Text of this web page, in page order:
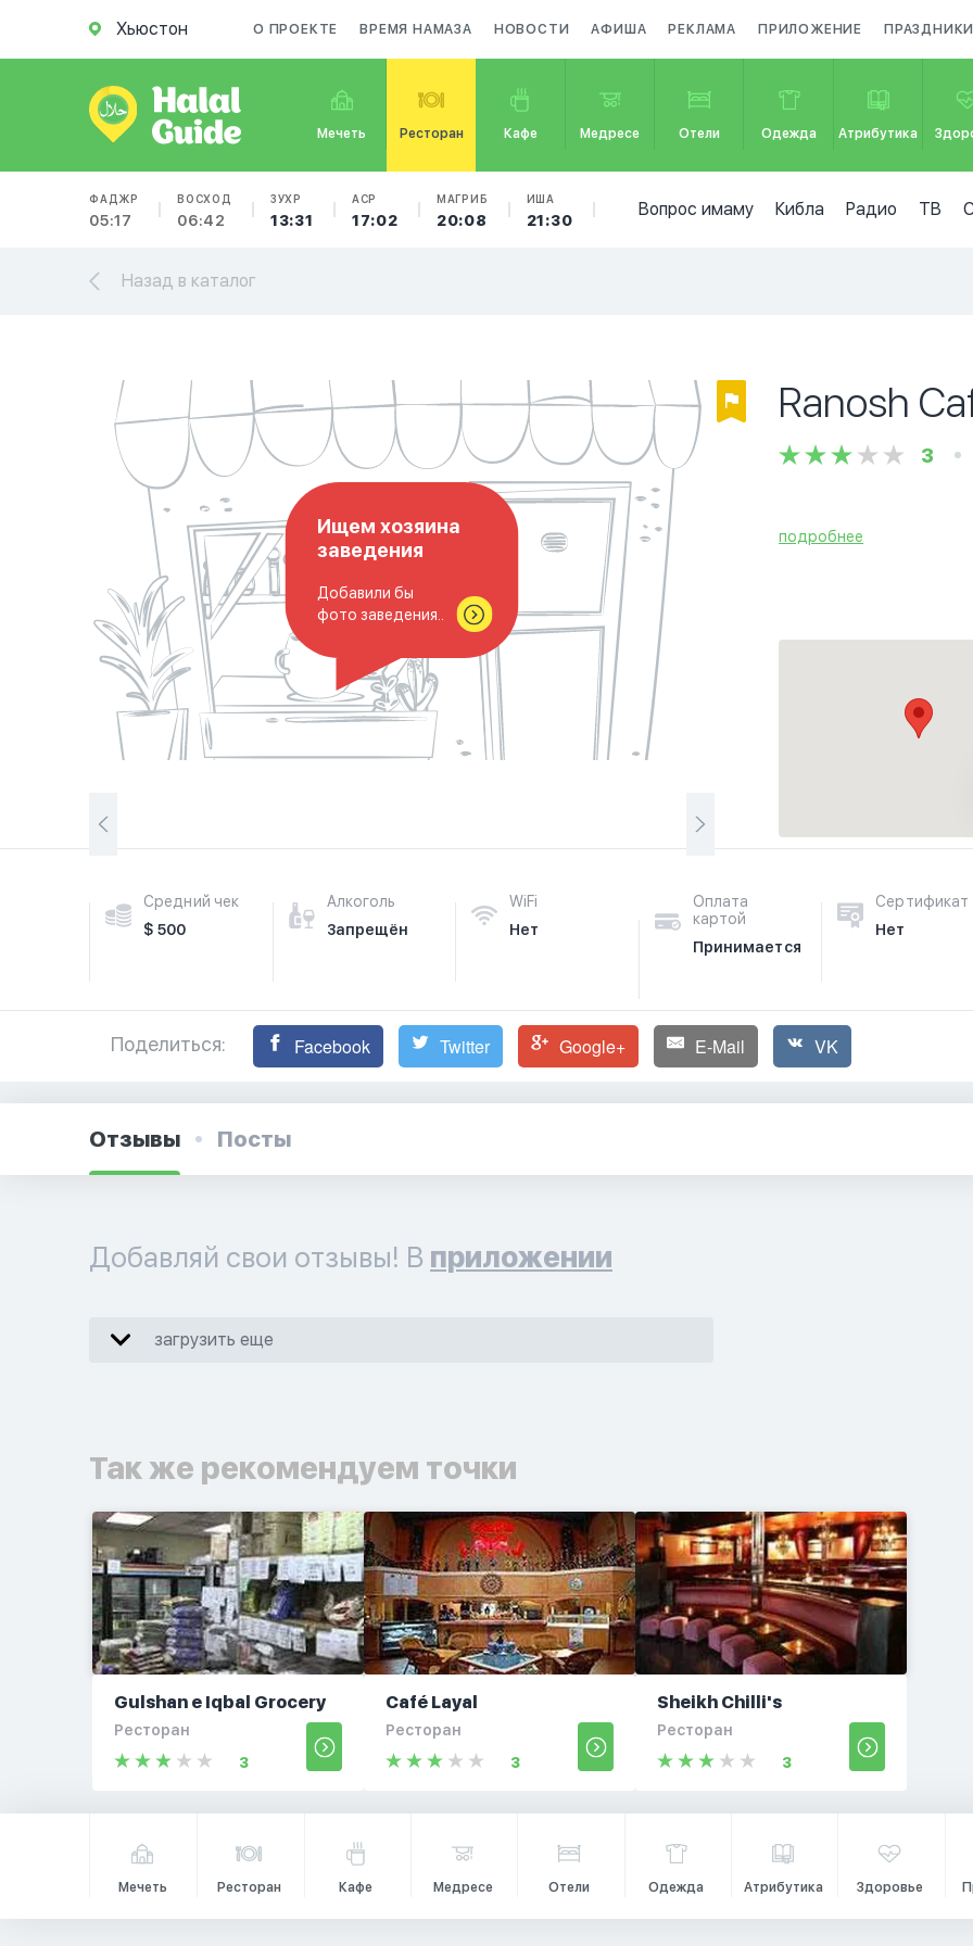
Хьюстон О ПРОЕКТЕ ВРЕМЯ НАМАЗА НОВОСТИ АФИША РЕКЛАМА ПРИЛОЖЕНИЕ ПРАЗДНИКИ
Мечеть Ресторан Кафе Медресе Отели Одежда Атрибутика
ФАДЖР
05:17
ВОСХОД
06:42
ЗУХР
13:31
АСР
17:02
МАГРИБ
20:08
ИША
21:30
Вопрос имаму Кибла Радио ТВ
Назад в каталог
Ищем хозяина
заведения
Добавили бы
фото заведения..
Ranosh
3
подробнее
Средний чек
$ 500
Алкоголь
Запрещён
WiFi
Нет
Оплата
картой
Принимается
Сертификат
Нет
Поделиться: Facebook Twitter Google+ E-Mail VK
Отзывы Посты
Добавляй свои отзывы! В приложении
загрузить еще
Так же рекомендуем точки
Gulshan e Iqbal Grocery
Ресторан
3
Café Layal
Ресторан
3
Sheikh Chilli's
Ресторан
3
Мечеть Ресторан Кафе Медресе Отели Одежда Атрибутика Здоровье